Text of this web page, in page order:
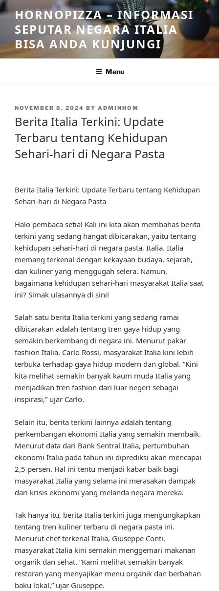
Skip
to
content
HORNOPIZZA – INFORMASI
SEPUTAR NEGARA ITALIA
BISA ANDA KUNJUNGI
Menu
POSTED
NOVEMBER 8, 2024 BY ADMINHOM
Berita Italia Terkini: Update
Terbaru tentang Kehidupan
Sehari-hari di Negara Pasta
Berita Italia Terkini: Update Terbaru tentang Kehidupan
Sehari-hari di Negara Pasta
Halo pembaca setia! Kali ini kita akan membahas berita
terkini yang sedang hangat dibicarakan, yaitu tentang
kehidupan sehari-hari di negara pasta, Italia. Italia
memang terkenal dengan kekayaan budaya, sejarah,
dan kuliner yang menggugah selera. Namun,
bagaimana kehidupan sehari-hari masyarakat Italia saat
ini? Simak ulasannya di sini!
Salah satu berita Italia terkini yang sedang ramai
dibicarakan adalah tentang tren gaya hidup yang
semakin berkembang di negara ini. Menurut pakar
fashion Italia, Carlo Rossi, masyarakat Italia kini lebih
terbuka terhadap gaya hidup modern dan global. “Kini
kita melihat semakin banyak kaum muda Italia yang
menjadikan tren fashion dari luar negeri sebagai
inspirasi,” ujar Carlo.
Selain itu, berita terkini lainnya adalah tentang
perkembangan ekonomi Italia yang semakin membaik.
Menurut data dari Bank Sentral Italia, pertumbuhan
ekonomi Italia pada tahun ini diprediksi akan mencapai
2,5 persen. Hal ini tentu menjadi kabar baik bagi
masyarakat Italia yang selama ini merasakan dampak
dari krisis ekonomi yang melanda negara mereka.
Tak hanya itu, berita Italia terkini juga mengungkapkan
tentang tren kuliner terbaru di negara pasta ini.
Menurut chef terkenal Italia, Giuseppe Conti,
masyarakat Italia kini semakin menggemari makanan
organik dan sehat. “Kami melihat semakin banyak
restoran yang menyajikan menu organik dan berbahan
baku lokal,” ujar Giuseppe.